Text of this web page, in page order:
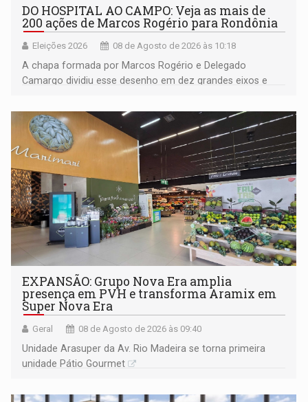
DO HOSPITAL AO CAMPO: Veja as mais de
200 ações de Marcos Rogério para Rondônia
Eleições 2026 08 de Agosto de 2026 às 10:18
A chapa formada por Marcos Rogério e Delegado
Camargo dividiu esse desenho em dez grandes eixos e
EXPANSÃO: Grupo Nova Era amplia
presença em PVH e transforma Aramix em
Super Nova Era
Geral 08 de Agosto de 2026 às 09:40
Unidade Arasuper da Av. Rio Madeira se torna primeira
unidade Pátio Gourmet